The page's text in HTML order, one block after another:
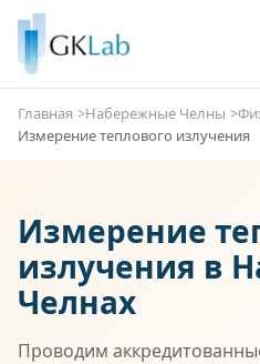
Главная Набережные Челны
Измерение теплового излучения
Измерение
излучения в
Челнах
Проводим